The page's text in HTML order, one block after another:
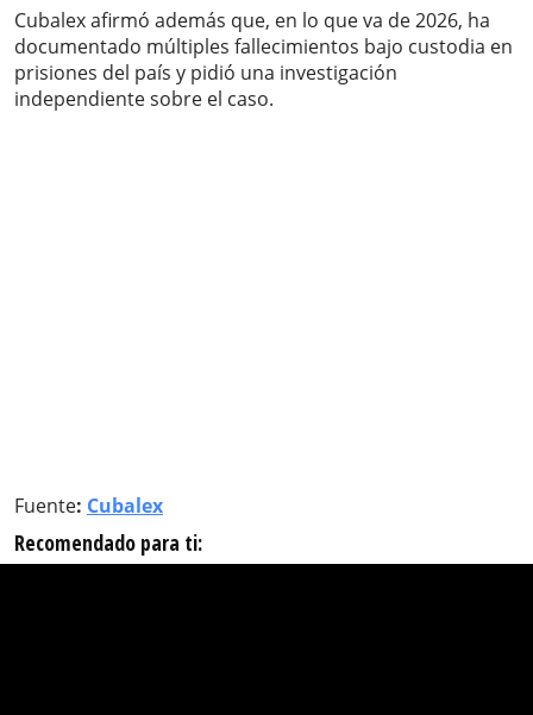
Cubalex afirmó además que, en lo que va de 2026, ha
documentado múltiples fallecimientos bajo custodia en
prisiones del país y pidió una investigación
independiente sobre el caso.
Fuente: Cubalex
Recomendado para ti: